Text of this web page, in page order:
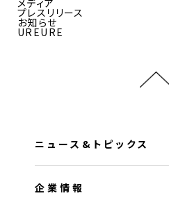
プレスリリース
お知らせ
UREURE
ニュース&トピックス
企業情報